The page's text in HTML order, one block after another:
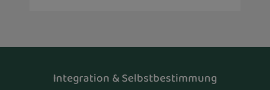
Integration & Selbstbestimmung